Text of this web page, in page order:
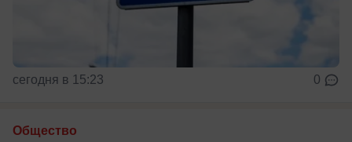
сегодня в 15:23 0
Общество